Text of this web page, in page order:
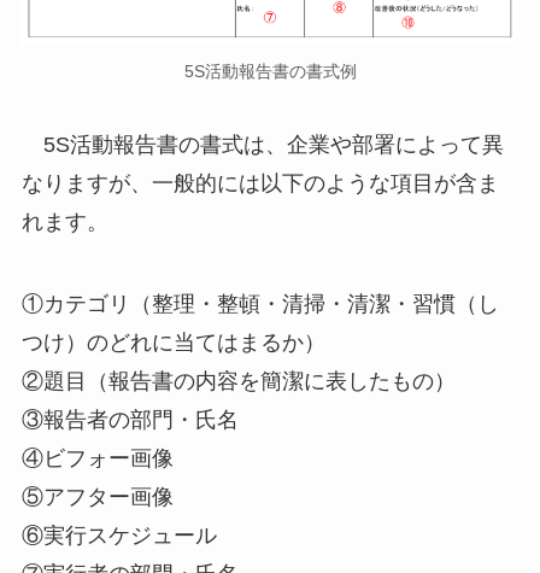
5S活動報告書の書式例
5S活動報告書の書式は、企業や部署によって異
なりますが、一般的には以下のような項目が含ま
れます。
①カテゴリ（整理・整頓・清掃・清潔・習慣（し
つけ）のどれに当てはまるか）
②題目（報告書の内容を簡潔に表したもの）
③報告者の部門・氏名
④ビフォー画像
⑤アフター画像
⑥実行スケジュール